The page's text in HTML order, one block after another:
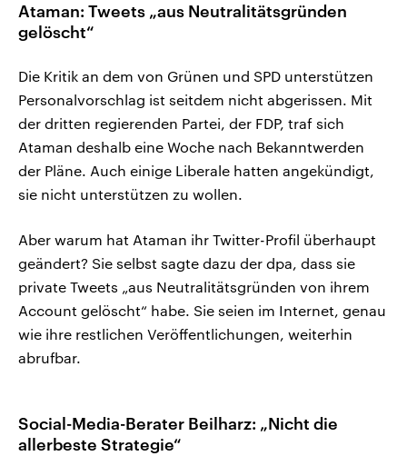
Ataman: Tweets „aus Neutralitätsgründen
gelöscht“
Die Kritik an dem von Grünen und SPD unterstützen
Personalvorschlag ist seitdem nicht abgerissen. Mit
der dritten regierenden Partei, der FDP, traf sich
Ataman deshalb eine Woche nach Bekanntwerden
der Pläne. Auch einige Liberale hatten angekündigt,
sie nicht unterstützen zu wollen.
Aber warum hat Ataman ihr Twitter-Profil überhaupt
geändert? Sie selbst sagte dazu der dpa, dass sie
private Tweets „aus Neutralitätsgründen von ihrem
Account gelöscht“ habe. Sie seien im Internet, genau
wie ihre restlichen Veröffentlichungen, weiterhin
abrufbar.
Social-Media-Berater Beilharz: „Nicht die
allerbeste Strategie“